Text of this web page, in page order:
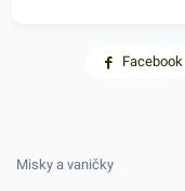
Facebook
Misky a vaničky